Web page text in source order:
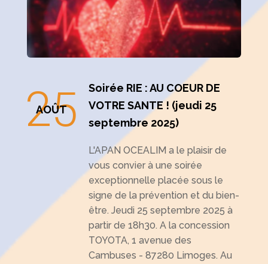
Soirée RIE : AU COEUR DE
VOTRE SANTE ! (jeudi 25
septembre 2025)
25
AOÛT
L'APAN OCEALIM a le plaisir de
vous convier à une soirée
exceptionnelle placée sous le
signe de la prévention et du bien-
être. Jeudi 25 septembre 2025 à
partir de 18h30. A la concession
TOYOTA, 1 avenue des
Cambuses - 87280 Limoges. Au